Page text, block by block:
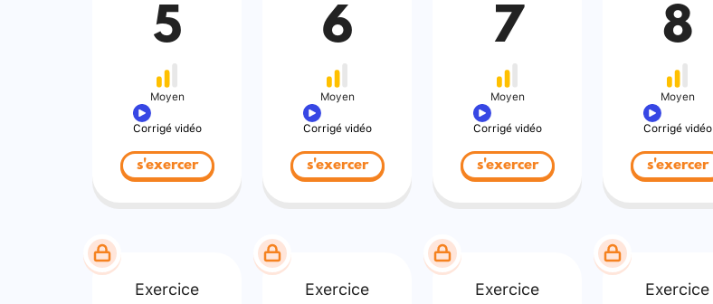
5
Moyen
Corrigé vidéo
s'exercer
6
Moyen
Corrigé vidéo
s'exercer
7
Moyen
Corrigé vidéo
s'exercer
8
Moyen
Corrigé vidéo
s'exercer
Exercice Exercice Exercice Exercice